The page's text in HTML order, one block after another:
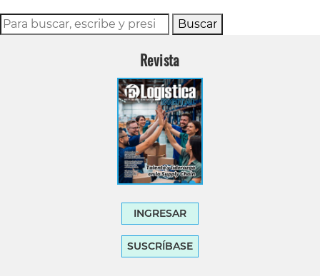
Buscar
Revista
INGRESAR
SUSCRÍBASE